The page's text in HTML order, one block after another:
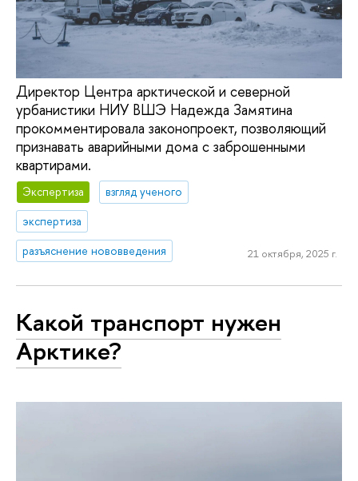
Директор Центра арктической и северной
урбанистики НИУ ВШЭ Надежда Замятина
прокомментировала законопроект, позволяющий
признавать аварийными дома с заброшенными
квартирами.
Экспертиза
взгляд ученого
экспертиза
разъяснение нововведения
21 октября, 2025 г.
Какой транспорт нужен
Арктике?